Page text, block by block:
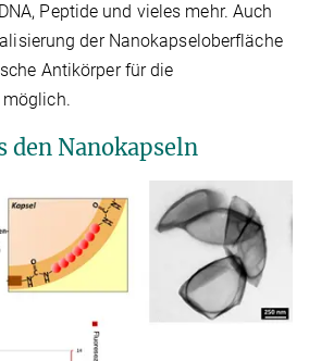
Peptide und vieles mehr. Auch
der Nanokapseloberfläche
Antikörper für die
den Nanokapseln